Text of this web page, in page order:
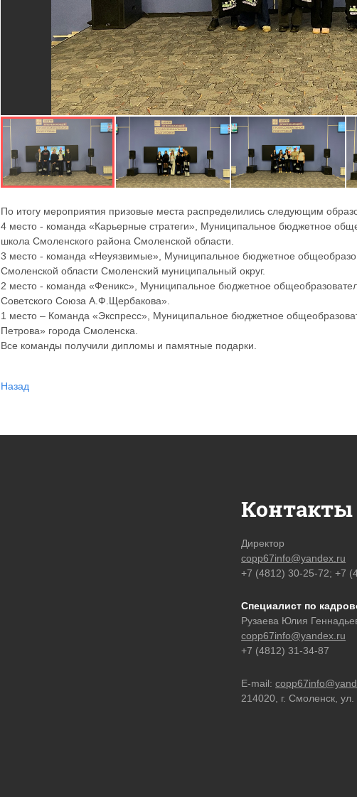
По итогу мероприятия призовые места распределились следующим
4 место - команда «Карьерные стратеги», Муниципальное бюджетное
школа Смоленского района Смоленской области.
3 место - команда «Неуязвимые», Муниципальное бюджетное
Смоленской области Смоленский муниципальный округ.
2 место - команда «Феникс», Муниципальное бюджетное
Советского Союза А.Ф.Щербакова».
1 место – Команда «Экспресс», Муниципальное бюджетное
Петрова» города Смоленска.
Все команды получили дипломы и памятные подарки.
Назад
Контакты
Директор
copp67info@yandex.ru
+7 (4812) 30-25-72; +7
Специалист по
Рузаева Юлия
copp67info@yandex.ru
+7 (4812) 31-34-87
E-mail:
214020, г. Смоленск,